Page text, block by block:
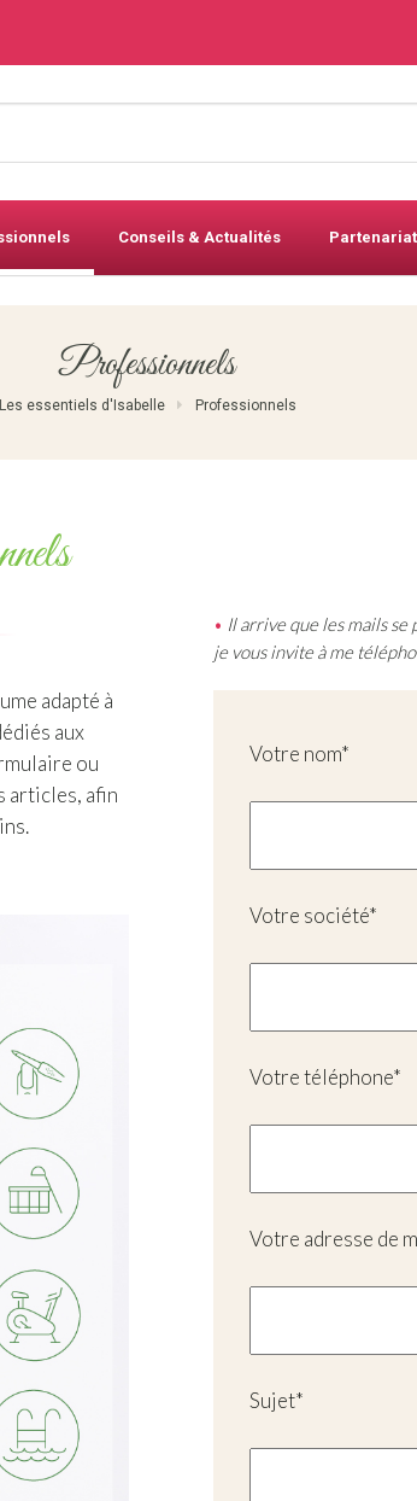
Conseils & Actualités Partenariat
Professionnels
Les essentiels d'Isabelle Professionnels
adapté à
aux
ou
articles, afin
• Il arrive que les mails se
je vous invite à me
Votre nom*
Votre société*
Votre téléphone*
Votre adresse de
Sujet*